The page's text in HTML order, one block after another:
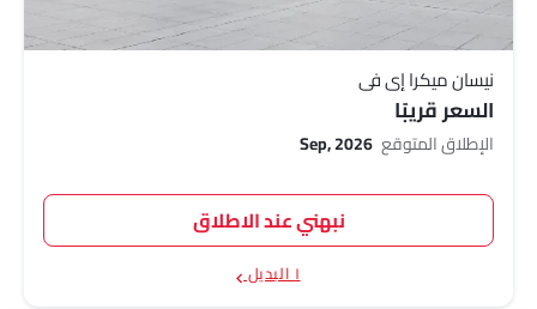
نيسان ميكرا إي في
السعر قريبًا
الإطلاق المتوقع Sep, 2026
نبهني عند الاطلاق
١ البديل